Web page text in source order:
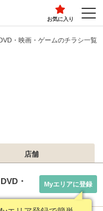
お気に入り
・映画・ゲームのチラシ一覧
店舗
・
Myエリアに登録